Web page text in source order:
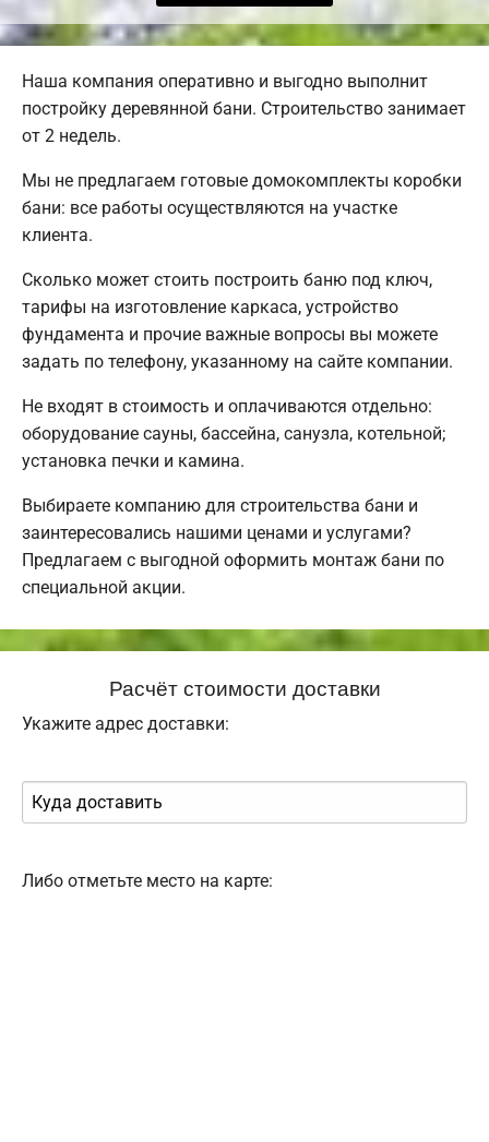
Наша компания оперативно и выгодно выполнит
постройку деревянной бани. Строительство занимает
от 2 недель.
Мы не предлагаем готовые домокомплекты коробки
бани: все работы осуществляются на участке
клиента.
Сколько может стоить построить баню под ключ,
тарифы на изготовление каркаса, устройство
фундамента и прочие важные вопросы вы можете
задать по телефону, указанному на сайте компании.
Не входят в стоимость и оплачиваются отдельно:
оборудование сауны, бассейна, санузла, котельной;
установка печки и камина.
Выбираете компанию для строительства бани и
заинтересовались нашими ценами и услугами?
Предлагаем с выгодной оформить монтаж бани по
специальной акции.
Расчёт стоимости доставки
Укажите адрес доставки:
Либо отметьте место на карте: